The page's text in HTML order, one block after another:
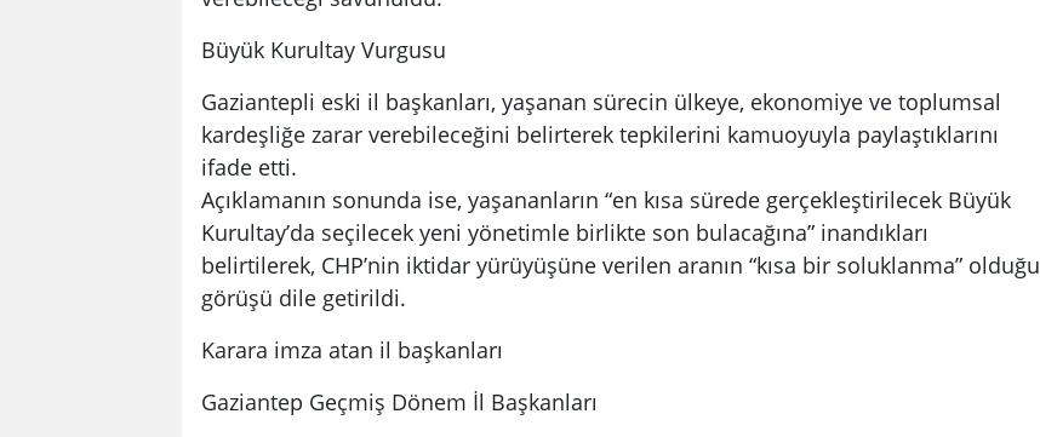
Büyük Kurultay Vurgusu
Gaziantepli eski il başkanları, yaşanan sürecin ülkeye, ekonomiye ve toplumsal
kardeşliğe zarar verebileceğini belirterek tepkilerini kamuoyuyla paylaştıklarını
ifade etti.
Açıklamanın sonunda ise, yaşananların “en kısa sürede gerçekleştirilecek Büyük
Kurultay’da seçilecek yeni yönetimle birlikte son bulacağına” inandıkları
belirtilerek, CHP’nin iktidar yürüyüşüne verilen aranın “kısa bir soluklanma” olduğu
görüşü dile getirildi.
Karara imza atan il başkanları
Gaziantep Geçmiş Dönem İl Başkanları